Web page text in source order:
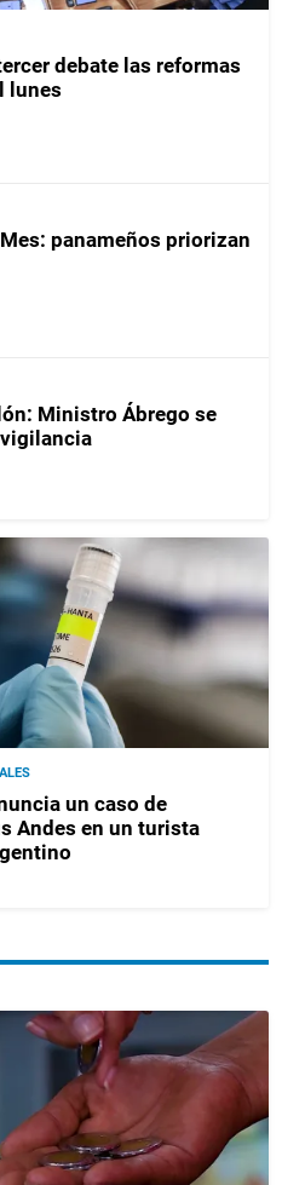
debate las reformas
lunes
panameños priorizan
Ministro Ábrego se
un caso de
Andes en un turista